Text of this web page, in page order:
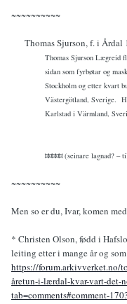
~~~~~~~~~~
Thomas Sjurson, f. i Årdal
Thomas Sjurson Lægreid
sidan som fyrbøtar og
Stockholm og etter kvart
Västergötland, Sverige.
Karlstad i Värmland,
¤¤¤¤¤ (seinare lagnad? –
~~~~~~~~~~
Men so er du, Ivar, komen
* Christen Olson, fødd i
leiting etter i mange år og
https://forum.arkivverket.no/
åretun-i-lærdal-kvar-vart-det-
tab=comments#comment-